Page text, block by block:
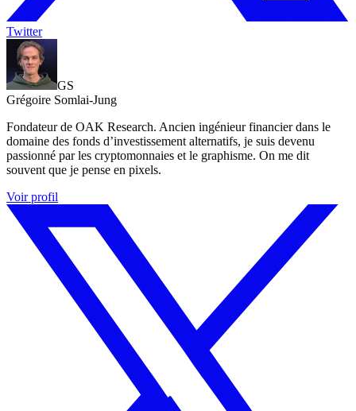
Twitter
GS
Grégoire Somlai-Jung
Fondateur de OAK Research. Ancien ingénieur financier dans le
domaine des fonds d’investissement alternatifs, je suis devenu
passionné par les cryptomonnaies et le graphisme. On me dit
souvent que je pense en pixels.
Voir profil